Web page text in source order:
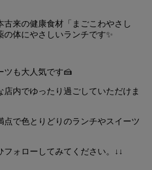
来の健康食材「まごこわやさし
体にやさしいランチです✨
ツも大人気です🍰
内でゆったり過ごしていただけま
点で色とりどりのランチやスイーツ
フォローしてみてください。↓↓